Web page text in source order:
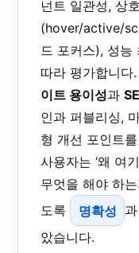
넌트 일관성, 상
(hover/active/
드 포커스), 성능
따라 평가합니다
이트 용이성과
인과 퍼블리싱,
형 개선 포인트
사용자는 ‘왜 여
무엇을 해야 하
도록
명확성 과
았습니다.